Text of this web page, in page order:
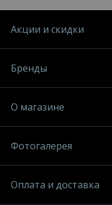
Акции и скидки
Бренды
О магазине
Фотогалерея
Оплата и доставка